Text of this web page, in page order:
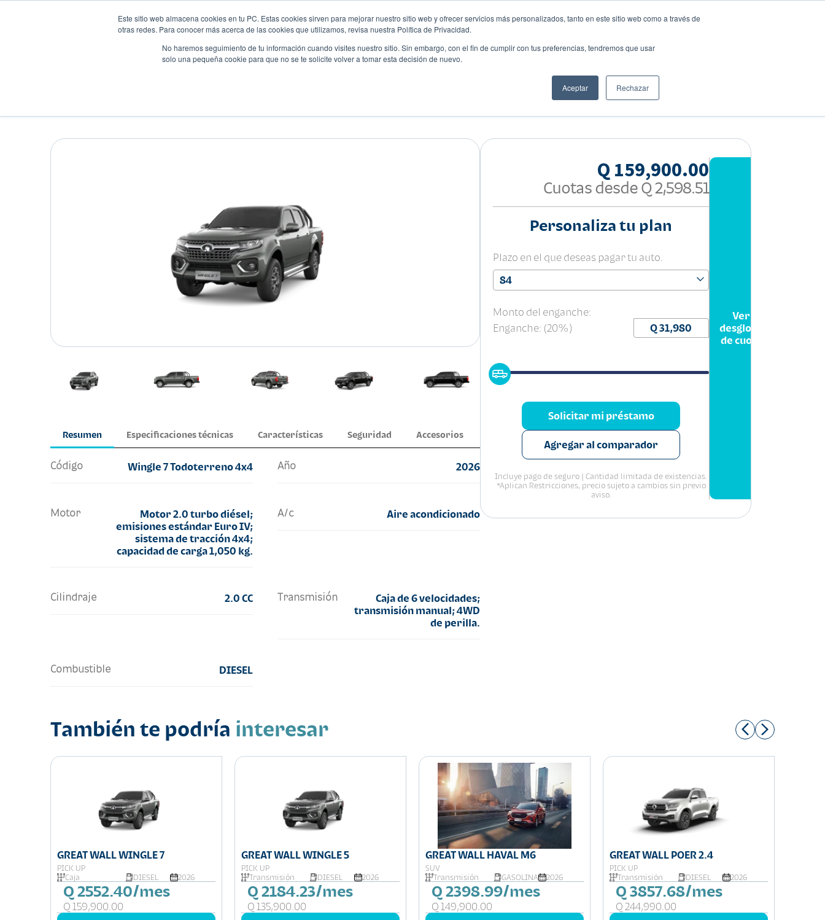
Este sitio web almacena cookies en tu PC. Estas cookies sirven para mejorar nuestro sitio web y ofrecer servicios más personalizados, tanto en este sitio web como a través de
otras redes. Para conocer más acerca de las cookies que utilizamos, revisa nuestra Política de Privacidad.
No haremos seguimiento de tu información cuando visites nuestro sitio. Sin embargo, con el fin de cumplir con tus preferencias, tendremos que usar
solo una pequeña cookie para que no se te solicite volver a tomar esta decisión de nuevo.
Aceptar Rechazar
Compartir:
Resumen Especificaciones técnicas Características Seguridad Accesorios
Código Wingle 7 Todoterreno 4x4 Año 2026
Motor
Motor 2.0 turbo diésel;
emisiones estándar Euro IV;
sistema de tracción 4x4;
capacidad de carga 1,050 kg.
A/c Aire acondicionado
Cilindraje 2.0 CC Transmisión
Caja de 6 velocidades;
transmisión manual; 4WD
de perilla.
Combustible DIESEL
Q 159,900.00
Cuotas desde Q 2,598.51
Personaliza tu plan
Plazo en el que deseas pagar tu auto.
84
Monto del enganche:
Enganche: (20%)
Solicitar mi préstamo
Agregar al comparador
Incluye pago de seguro | Cantidad limitada de existencias.
*Aplican Restricciones, precio sujeto a cambios sin previo
aviso.
Ver
desglose
de cuota
También te podría interesar
GREAT WALL WINGLE 7
PICK UP
Caja
DIESEL 2026
Q 2552.40/mes
Q 159,900.00
GREAT WALL WINGLE 5
PICK UP
Transmisión
DIESEL 2026
Q 2184.23/mes
Q 135,900.00
GREAT WALL HAVAL M6
SUV
Transmisión
GASOLINA 2026
Q 2398.99/mes
Q 149,900.00
GREAT WALL POER 2.4
PICK UP
Transmisión
DIESEL 2026
Q 3857.68/mes
Q 244,990.00